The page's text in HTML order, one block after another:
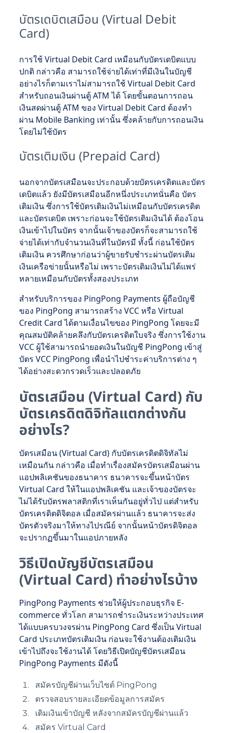
บัตรเดบิตเสมือน (Virtual Debit
Card)
การใช้ Virtual Debit Card เหมือนกับบัตรเดบิตแบบ
ปกติ กล่าวคือ สามารถใช้จ่ายได้เท่าที่มีเงินในบัญชี
อย่างไรก็ตามเราไม่สามารถใช้ Virtual Debit Card
สำหรับถอนเงินผ่านตู้ ATM ได้ โดยขั้นตอนการถอน
เงินสดผ่านตู้ ATM ของ Virtual Debit Card ต้องทำ
ผ่าน Mobile Banking เท่านั้น ซึ่งคล้ายกับการถอนเงิน
โดยไม่ใช้บัตร
บัตรเติมเงิน (Prepaid Card)
นอกจากบัตรเสมือนจะประกอบด้วยบัตรเครดิตและบัตร
เดบิตแล้ว ยังมีบัตรเสมือนอีกหนึ่งประเภทนั่นคือ บัตร
เติมเงิน ซึ่งการใช้บัตรเติมเงินไม่เหมือนกับบัตรเครดิต
และบัตรเดบิต เพราะก่อนจะใช้บัตรเติมเงินได้ ต้องโอน
เงินเข้าไปในบัตร จากนั้นเจ้าของบัตรก็จะสามารถใช้
จ่ายได้เท่ากับจำนวนเงินที่ในบัตรมี ทั้งนี้ ก่อนใช้บัตร
เติมเงิน ควรศึกษาก่อนว่าผู้ขายรับชำระผ่านบัตรเติม
เงินเครือข่ายนั้นหรือไม่ เพราะบัตรเติมเงินไม่ได้แพร่
หลายเหมือนกับบัตรทั้งสองประเภท
สำหรับบริการของ PingPong Payments ผู้ถือบัญชี
ของ PingPong สามารถสร้าง VCC หรือ Virtual
Credit Card ได้ตามเงื่อนไขของ PingPong โดยจะมี
คุณสมบัติคล้ายคลึงกับบัตรเครดิตใบจริง ซึ่งการใช้งาน
VCC ผู้ใช้สามารถนำยอดเงินในบัญชี PingPong เข้าสู่
บัตร VCC PingPong เพื่อนำไปชำระค่าบริการต่าง ๆ
ได้อย่างสะดวกรวดเร็วและปลอดภัย
บัตรเสมือน (Virtual Card) กับ
บัตรเครดิตดิจิทัลแตกต่างกัน
อย่างไร?
บัตรเสมือน (Virtual Card) กับบัตรเครดิตดิจิทัลไม่
เหมือนกัน กล่าวคือ เมื่อทำเรื่องสมัครบัตรเสมือนผ่าน
แอปพลิเคชันของธนาคาร ธนาคารจะขึ้นหน้าบัตร
Virtual Card ให้ในแอปพลิเคชัน และเจ้าของบัตรจะ
ไม่ได้รับบัตรพลาสติกที่เราเห็นกันอยู่ทั่วไป แต่สำหรับ
บัตรเครดิตดิจิตอล เมื่อสมัครผ่านแล้ว ธนาคารจะส่ง
บัตรตัวจริงมาให้ทางไปรณีย์ จากนั้นหน้าบัตรดิจิตอล
จะปรากฏขึ้นมาในแอปภายหลัง
วิธีเปิดบัญชีบัตรเสมือน
(Virtual Card) ทำอย่างไรบ้าง
PingPong Payments ช่วยให้ผู้ประกอบธุรกิจ E-
commerce ทั่วโลก สามารถชำระเงินระหว่างประเทศ
ได้แบบครบวงจรผ่าน PingPong Card ซึ่งเป็น Virtual
Card ประเภทบัตรเติมเงิน ก่อนจะใช้งานต้องเติมเงิน
เข้าไปถึงจะใช้งานได้ โดยวิธีเปิดบัญชีบัตรเสมือน
PingPong Payments มีดังนี้
สมัครบัญชีผ่านเว็บไซต์ PingPong
ตรวจสอบรายละเอียดข้อมูลการสมัคร
เติมเงินเข้าบัญชี หลังจากสมัครบัญชีผ่านแล้ว
สมัคร Virtual Card